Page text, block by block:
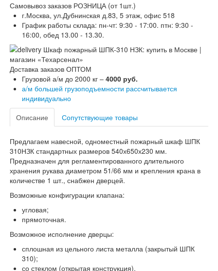
Самовывоз заказов РОЗНИЦА (от 1шт.)
г.Москва, ул.Дубнинская д.83, 5 этаж, офис 518
График работы склада: пн-чт: 9:30 - 17:00. птн: 9:30 -
16:00, обед 13.00 - 13.30.
Доставка заказов ОПТОМ
Грузовой а/м до 2000 кг – 4000 руб.
а/м большей грузоподъемности рассчитывается
индивидуально
Описание
Сопутствующие товары
Предлагаем навесной, одноместный пожарный шкаф ШПК
310НЗК стандартных размеров 540х650х230 мм.
Предназначен для регламентированного длительного
хранения рукава диаметром 51/66 мм и крепления крана в
количестве 1 шт., снабжен дверцей.
Возможные конфигурации клапана:
угловая;
прямоточная.
Возможное исполнение дверцы:
сплошная из цельного листа металла (закрытый ШПК
310);
со стеклом (открытая конструкция).